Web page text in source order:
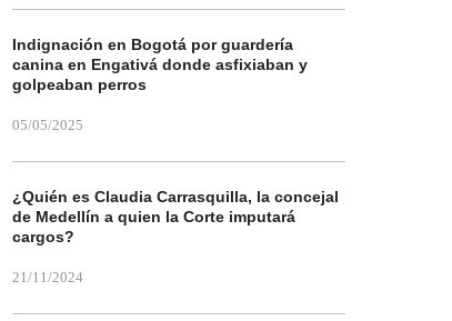
Indignación en Bogotá por guardería
canina en Engativá donde asfixiaban y
golpeaban perros
05/05/2025
¿Quién es Claudia Carrasquilla, la concejal
de Medellín a quien la Corte imputará
cargos?
21/11/2024